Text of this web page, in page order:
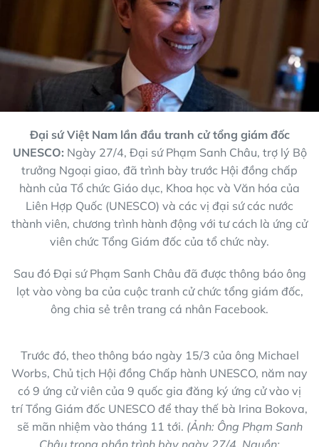
Đại sứ Việt Nam lần đầu tranh cử tổng giám đốc
UNESCO: Ngày 27/4, Đại sứ Phạm Sanh Châu, trợ lý Bộ
trưởng Ngoại giao, đã trình bày trước Hội đồng chấp
hành của Tổ chức Giáo dục, Khoa học và Văn hóa của
Liên Hợp Quốc (UNESCO) và các vị đại sứ các nước
thành viên, chương trình hành động với tư cách là ứng cử
viên chức Tổng Giám đốc của tổ chức này.
Sau đó Đại sứ Phạm Sanh Châu đã được thông báo ông
lọt vào vòng ba của cuộc tranh cử chức tổng giám đốc,
ông chia sẻ trên trang cá nhân Facebook.
Trước đó, theo thông báo ngày 15/3 của ông Michael
Worbs, Chủ tịch Hội đồng Chấp hành UNESCO, năm nay
có 9 ứng cử viên của 9 quốc gia đăng ký ứng cử vào vị
trí Tổng Giám đốc UNESCO để thay thế bà Irina Bokova,
sẽ mãn nhiệm vào tháng 11 tới. (Ảnh: Ông Phạm Sanh